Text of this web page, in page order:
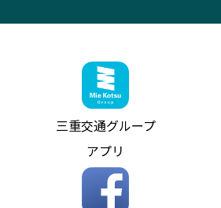
神都ライナー
ミジュマルのラッピングバス（
参宮バス
神都バス
パールシャトル
バス情報の見える化
コミュニティバス
お客様駐車場のご案内
アイコンの説明
インターネット予約
よくあるご質問
お問い合わせ
ザ・バスコレクション三重交通
三重交通公式グッズ
ファンコーナー
お問い合わせ
お知らせ・最新情報一覧
ニュースリリース
お問い合わせ
個人情報保護方針
三重交通グループ
アプリ